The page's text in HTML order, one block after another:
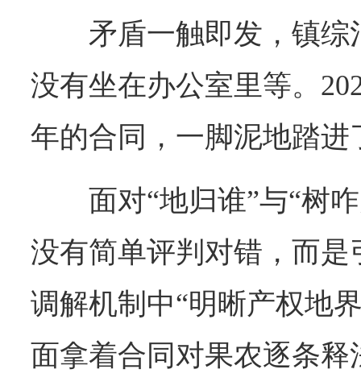
矛盾一触即发，镇
没有坐在办公室里等。
年的合同，一脚泥地踏进
面对“地归谁”与“树
没有简单评判对错，而是
调解机制中“明晰产权地
面拿着合同对果农逐条释